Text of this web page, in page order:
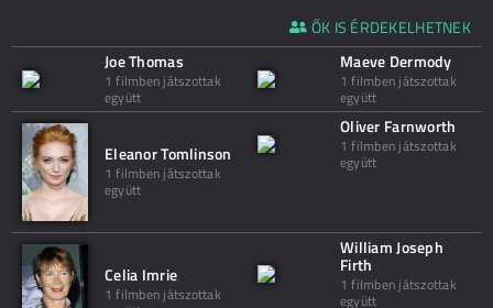
ŐK IS ÉRDEKELHETNEK
Joe Thomas
1 filmben játszottak
együtt
Maeve Dermody
1 filmben játszottak
együtt
Eleanor Tomlinson
1 filmben játszottak
együtt
Oliver Farnworth
1 filmben játszottak
együtt
Celia Imrie
1 filmben játszottak
William Joseph
Firth
1 filmben játszottak
együtt